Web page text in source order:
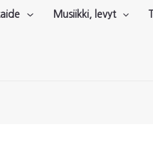
Musiikki, levyt